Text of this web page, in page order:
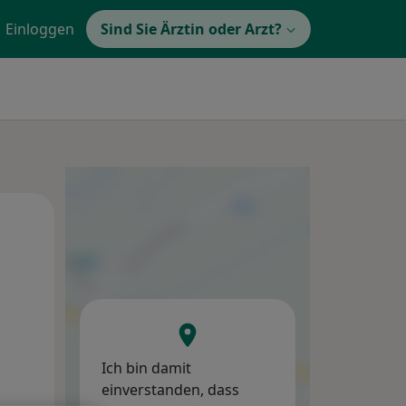
Einloggen Sind Sie Ärztin oder Arzt?
Ich bin damit
einverstanden, dass